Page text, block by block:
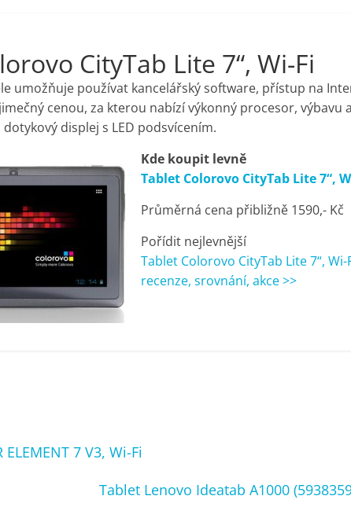
CityTab Lite 7“, Wi-Fi
umožňuje používat kancelářský software, přístup na
cenou, za kterou nabízí výkonný procesor, výbavu
displej s LED podsvícením.
Kde koupit levně
Tablet Colorovo CityTab Lite 7“,
Průměrná cena přibližně 1590,- Kč
Pořídit nejlevnější
Tablet Colorovo CityTab Lite 7“,
recenze, srovnání, akce >>
ELEMENT 7 V3, Wi-Fi
Tablet Lenovo Ideatab A1000